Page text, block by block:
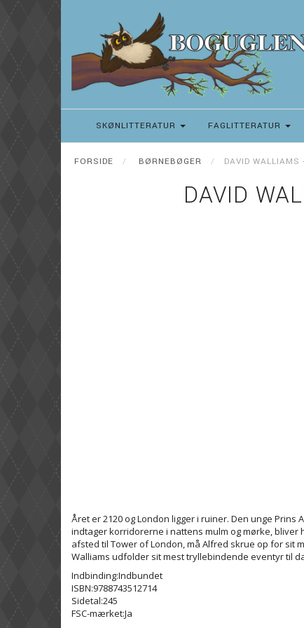
SKØNLITTERATUR FAGLITTERATUR
FORSIDE BØRNEBØGER DAVID WALLIAMS
DAVID
Året er 2120 og London ligger i ruiner. Den unge
indtager korridorerne i nattens mulm og mørke,
afsted til Tower of London, må Alfred skrue op for
Walliams udfolder sit mest tryllebindende eventyr til
Indbinding:Indbundet
ISBN:9788743512714
Sidetal:245
FSC-mærket:Ja